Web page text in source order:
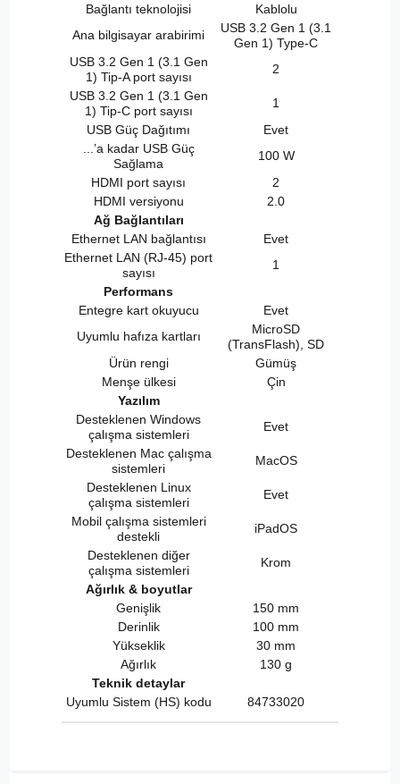
Bağlantı teknolojisi
Kablolu
Ana bilgisayar arabirimi
USB 3.2 Gen 1 (3.1
Gen 1) Type-C
USB 3.2 Gen 1 (3.1 Gen
1) Tip-A port sayısı
2
USB 3.2 Gen 1 (3.1 Gen
1) Tip-C port sayısı
1
USB Güç Dağıtımı
Evet
...’a kadar USB Güç
Sağlama
100 W
HDMI port sayısı
2
HDMI versiyonu
2.0
Ağ Bağlantıları
Ethernet LAN bağlantısı
Evet
Ethernet LAN (RJ-45) port
sayısı
1
Performans
Entegre kart okuyucu
Evet
Uyumlu hafıza kartları
MicroSD
(TransFlash), SD
Ürün rengi
Gümüş
Menşe ülkesi
Çin
Yazılım
Desteklenen Windows
çalışma sistemleri
Evet
Desteklenen Mac çalışma
sistemleri
MacOS
Desteklenen Linux
çalışma sistemleri
Evet
Mobil çalışma sistemleri
destekli
iPadOS
Desteklenen diğer
çalışma sistemleri
Krom
Ağırlık & boyutlar
Genişlik
150 mm
Derinlik
100 mm
Yükseklik
30 mm
Ağırlık
130 g
Teknik detaylar
Uyumlu Sistem (HS) kodu
84733020